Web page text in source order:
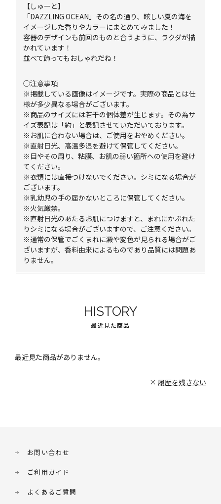
【しゅーと】
「DAZZLING OCEAN」その名の通り、眩しい夏の海を
イメージした香りやカラーにまとめてみました！
容器のデザインも前回のものと合うように、ラクダが描
かれています！
並べて飾ってもおしゃれだね！
◯注意事項
※掲載している画像はイメージです。実際の商品とは仕
様が多少異なる場合がございます。
※商品のサイズには若干の個体差が生じます。その為サ
イズ表記は「約」と表記させていただいております。
※お肌に合わない場合は、ご使用をおやめください。
※直射日光、高温多湿を避けて保管してください。
※目やその周り、粘膜、お肌の弱い箇所への使用を避け
てください。
※衣類には直接つけないでください。シミになる場合が
ございます。
※乳幼児の手の届かないところに保管してください。
※火気厳禁。
※直射日光のあたるお肌につけますと、まれにかぶれた
りシミになる場合がございますので、ご注意ください。
※通常の保管でごくまれに澱や変色が見られる場合がご
ざいますが、香料由来によるものであり品質には問題あ
りません。
HISTORY
最近見た商品
最近見た商品がありません。
履歴を残さない
お問い合わせ
ご利用ガイド
よくあるご質問